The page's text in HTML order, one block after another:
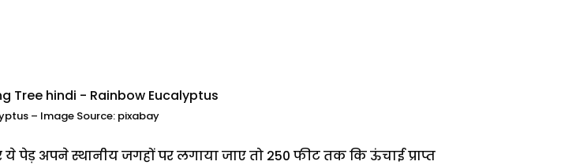
– Image Source: pixabay
अपने स्थानीय जगहों पर लगाया जाए तो 250 फीट तक कि ऊंचाई प्राप्त